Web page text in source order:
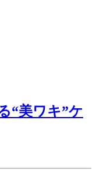
“美ワキ”ケ